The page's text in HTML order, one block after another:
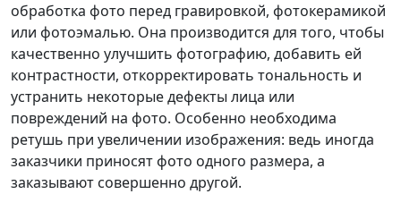
обработка фото перед гравировкой, фотокерамикой
или фотоэмалью. Она производится для того, чтобы
качественно улучшить фотографию, добавить ей
контрастности, откорректировать тональность и
устранить некоторые дефекты лица или
повреждений на фото. Особенно необходима
ретушь при увеличении изображения: ведь иногда
заказчики приносят фото одного размера, а
заказывают совершенно другой.